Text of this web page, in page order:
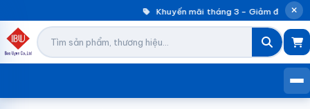
Khuyến mãi tháng 3 – Giảm đến